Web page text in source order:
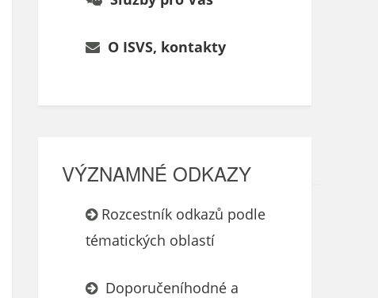
O ISVS, kontakty
VÝZNAMNÉ ODKAZY
Rozcestník odkazů podle
tématických oblastí
Doporučeníhodné a